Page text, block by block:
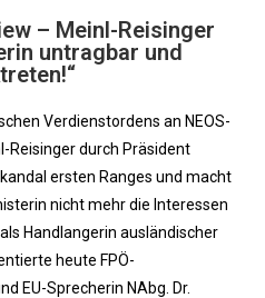
– Meinl-Reisinger
untragbar und
Verdienstordens an NEOS-
Reisinger durch Präsident
ersten Ranges und macht
nicht mehr die Interessen
Handlangerin ausländischer
heute FPÖ-
EU-Sprecherin NAbg. Dr.